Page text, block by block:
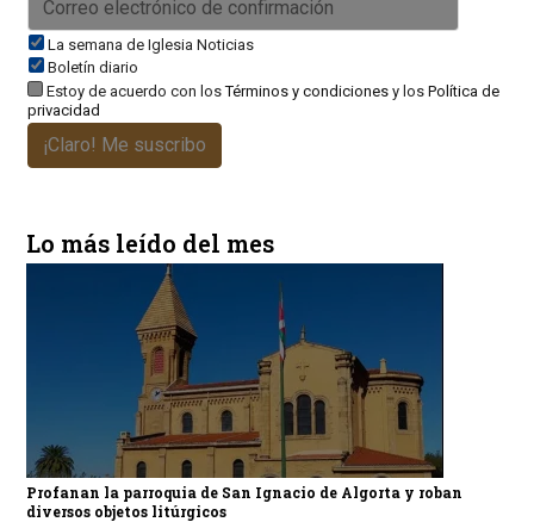
La semana de Iglesia Noticias
Boletín diario
Estoy de acuerdo con losTérminos y condicionesy los Política de
privacidad
¡Claro! Me suscribo
Lo más leído del mes
Profanan la parroquia de San Ignacio de Algorta y roban
diversos objetos litúrgicos